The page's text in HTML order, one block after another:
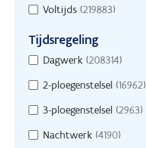
Deeltijds
Voltijds (219883)
Tijdsregeling
Tijdsregeling
Dagwerk (208314)
2-ploegenstelsel (16962)
3-ploegenstelsel (2963)
Nachtwerk (4190)